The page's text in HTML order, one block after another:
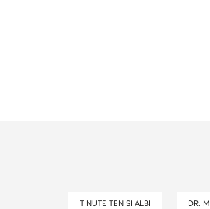
TINUTE TENISI ALBI DR.